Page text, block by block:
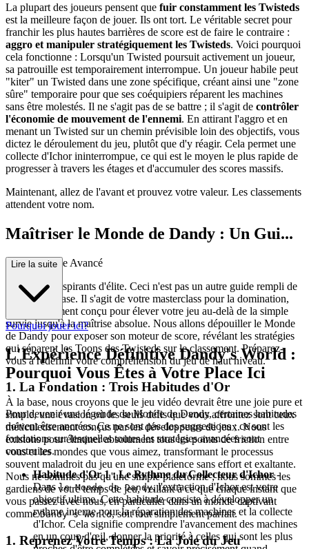
La plupart des joueurs pensent que fuir constamment les Twisteds
est la meilleure façon de jouer. Ils ont tort. Le véritable secret pour
franchir les plus hautes barrières de score est de faire le contraire :
aggro et manipuler stratégiquement les Twisteds. Voici pourquoi
cela fonctionne : Lorsqu'un Twisted poursuit activement un joueur,
sa patrouille est temporairement interrompue. Un joueur habile peut
"kiter" un Twisted dans une zone spécifique, créant ainsi une "zone
sûre" temporaire pour que ses coéquipiers réparent les machines
sans être molestés. Il ne s'agit pas de se battre ; il s'agit de contrôler
l'économie de mouvement de l'ennemi. En attirant l'aggro et en
menant un Twisted sur un chemin prévisible loin des objectifs, vous
dictez le déroulement du jeu, plutôt que d'y réagir. Cela permet une
collecte d'Ichor ininterrompue, ce qui est le moyen le plus rapide de
progresser à travers les étages et d'accumuler des scores massifs.
Maintenant, allez de l'avant et prouvez votre valeur. Les classements
attendent votre nom.
Maîtriser le Monde de Dandy : Un Gui...
de Stratégique Avancé
Bienvenue, aspirants d'élite. Ceci n'est pas un autre guide rempli de
conseils de base. Il s'agit de votre masterclass pour la domination,
méticuleusement conçu pour élever votre jeu au-delà de la simple
survie jusqu'à la maîtrise absolue. Nous allons dépouiller le Monde
de Dandy pour exposer son moteur de score, révélant les stratégies
qui séparent les Toons des Twisteds sur le classement. Préparez-
vous à redéfinir votre compréhension du jeu de haut niveau.
1. La Fondation : Trois Habitudes d'Or
Pour devenir une légende du Monde de Dandy, certaines habitudes
doivent être ancrées. Ce ne sont pas des suggestions ; ce sont les
fondations sur lesquelles toutes les stratégies avancées sont
construites.
Habitude d'Or 1 : Le Rythme du Collecteur d'Ichor-
Dansle Monde de Dandy, l'extraction d'Ichor est votre
objectif ultime. Cette habitude consiste à développer un
rythme interne pour la réparation des machines et la collecte
d'Ichor. Cela signifie comprendre l'avancement des machines
en un coup d'œil, donner la priorité à celles qui sont les plus
Lire la suite
Pourquoi jouer ici?
L'Expérience Définitive Dandy's World :
Pourquoi Vous Êtes à Votre Place Ici
À la base, nous croyons que le jeu vidéo devrait être une joie pure et
simple, une évasion où les seuls défis que vous affrontez sont ceux
méticuleusement conçus par les développeurs de jeux. Nous
existons pour éliminer absolument tous les points de friction entre
vous et les mondes que vous aimez, transformant le processus
souvent maladroit du jeu en une expérience sans effort et exaltante.
Nous ne sommes pas qu'une simple plateforme ; nous sommes les
gardiens de votre temps de jeu, veillant à ce que chaque instant que
vous passez avec nous, en particulier dans un monde captivant
commeDandy's World, soit tout simplement parfait.
1. Reprenez Votre Temps : La Joie du Jeu